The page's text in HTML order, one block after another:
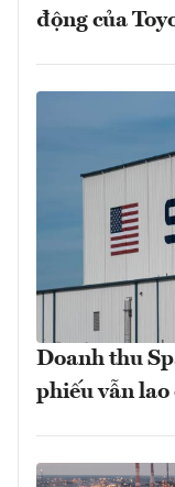
động của
Doanh thu
phiếu vẫn lao